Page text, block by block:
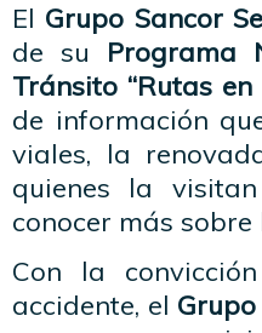
El Grupo Sancor
de su Programa
Tránsito “Rutas en
de información
viales, la
quienes la
conocer más
Con la
accidente, el